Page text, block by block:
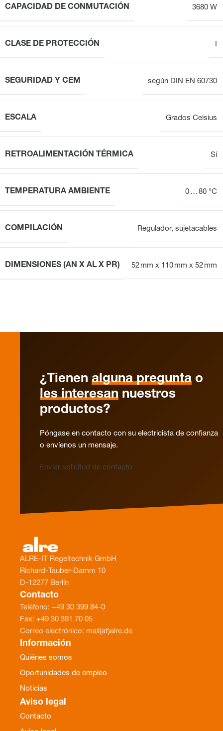
CAPACIDAD DE CONMUTACIÓN 3680 W
CLASE DE PROTECCIÓN
SEGURIDAD Y CEM según DIN EN 60730
ESCALA Grados Celsius
RETROALIMENTACIÓN TÉRMICA Sí
TEMPERATURA AMBIENTE 0 … 80 °C
COMPILACIÓN Regulador, sujetacables
DIMENSIONES (AN X AL X PR) 52 mm x 110 mm x 52 mm
¿Tienen alguna pregunta o
les interesan nuestros
productos?
Póngase en contacto con su electricista de confianza
o envíenos un mensaje.
Enviar solicitud de contacto
ALRE-IT Regeltechnik GmbH
Richard-Tauber-Damm 10
D-12277 Berlín
Contacto
Teléfono: +49 30 399 84-0
Fax: +49 30 391 70 05
Correo electrónico: mail(at)alre.de
Información
Quiénes somos
Oportunidades de empleo
Noticias
Aviso legal
Contacto